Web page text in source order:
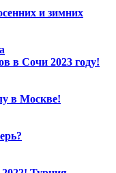
и зимних
в Сочи 2023 году!
в Москве!